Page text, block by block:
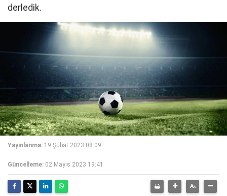
derledik.
Yayınlanma: 19 Şubat 2023 08:09
Güncelleme: 02 Mayıs 2023 19:41